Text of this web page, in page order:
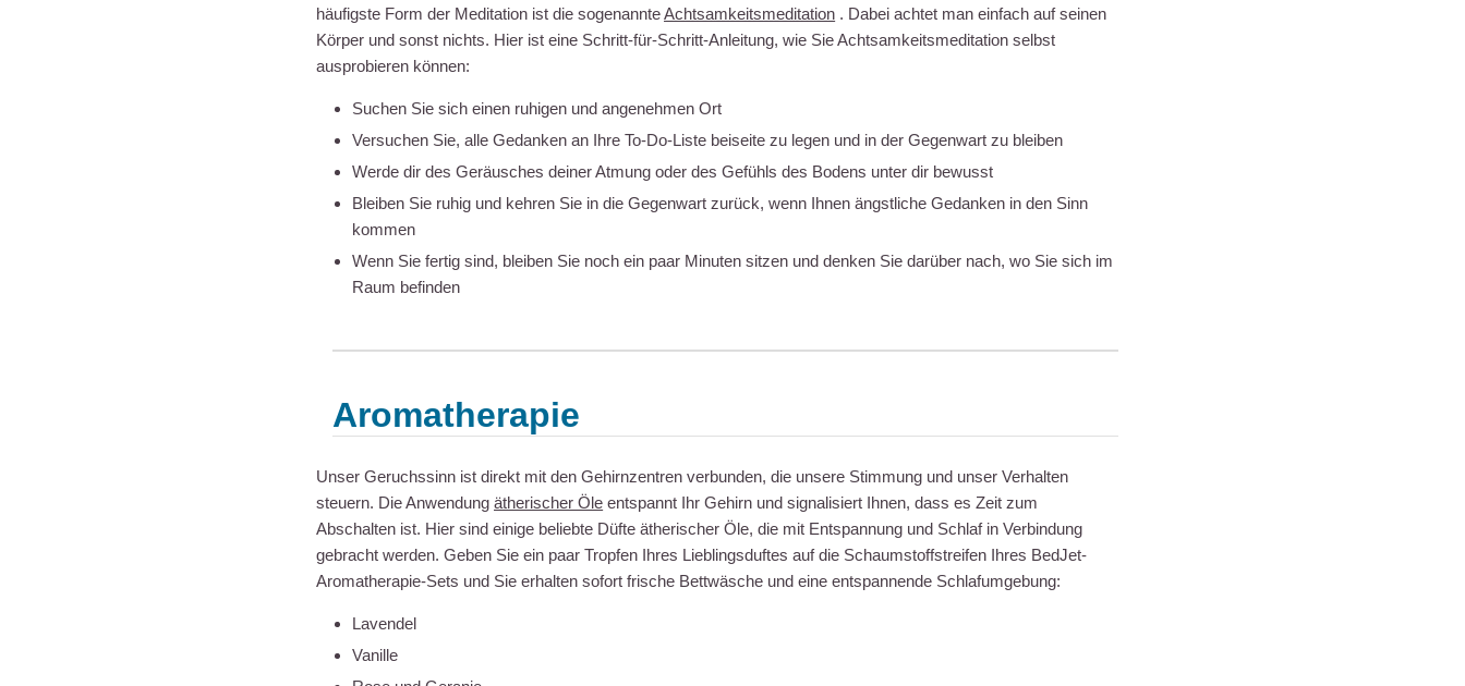
häufigste Form der Meditation ist die sogenannteAchtsamkeitsmeditation . Dabei achtet man einfach auf seinen
Körper und sonst nichts. Hier ist eine Schritt-für-Schritt-Anleitung, wie Sie Achtsamkeitsmeditation selbst
ausprobieren können:
Suchen Sie sich einen ruhigen und angenehmen Ort
Versuchen Sie, alle Gedanken an Ihre To-Do-Liste beiseite zu legen und in der Gegenwart zu bleiben
Werde dir des Geräusches deiner Atmung oder des Gefühls des Bodens unter dir bewusst
Bleiben Sie ruhig und kehren Sie in die Gegenwart zurück, wenn Ihnen ängstliche Gedanken in den Sinn
kommen
Wenn Sie fertig sind, bleiben Sie noch ein paar Minuten sitzen und denken Sie darüber nach, wo Sie sich im
Raum befinden
Aromatherapie
Unser Geruchssinn ist direkt mit den Gehirnzentren verbunden, die unsere Stimmung und unser Verhalten
steuern. Die Anwendungätherischer Öle entspannt Ihr Gehirn und signalisiert Ihnen, dass es Zeit zum
Abschalten ist. Hier sind einige beliebte Düfte ätherischer Öle, die mit Entspannung und Schlaf in Verbindung
gebracht werden. Geben Sie ein paar Tropfen Ihres Lieblingsduftes auf die Schaumstoffstreifen Ihres BedJet-
Aromatherapie-Sets und Sie erhalten sofort frische Bettwäsche und eine entspannende Schlafumgebung:
Lavendel
Vanille